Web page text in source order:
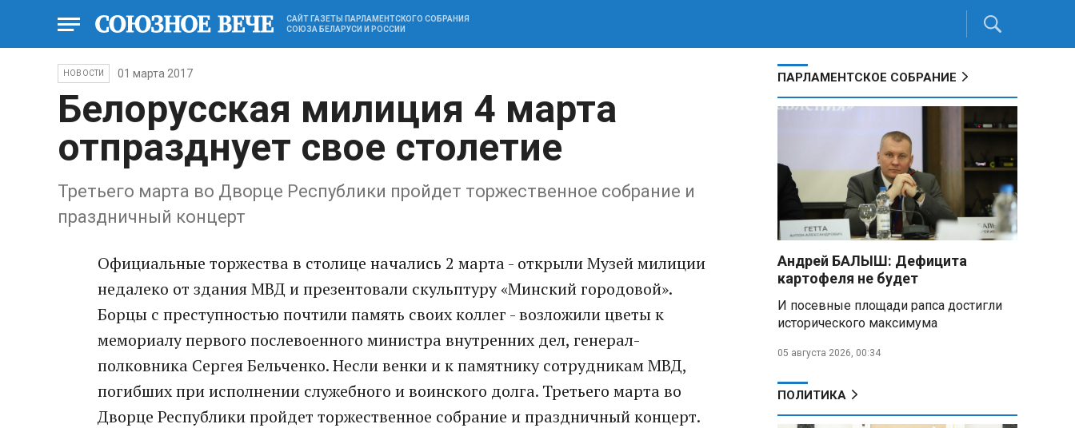
САЙТ ГАЗЕТЫ ПАРЛАМЕНТСКОГО СОБРАНИЯ
СОЮЗА БЕЛАРУСИ И РОССИИ
НОВОСТИ 01 марта 2017
Белорусская милиция 4 марта
отпразднует свое столетие
Третьего марта во Дворце Республики пройдет торжественное собрание и
праздничный концерт
Официальные торжества в столице начались 2 марта - открыли Музей милиции
недалеко от здания МВД и презентовали скульптуру «Минский городовой».
Борцы с преступностью почтили память своих коллег - возложили цветы к
мемориалу первого послевоенного министра внутренних дел, генерал-
полковника Сергея Бельченко. Несли венки и к памятнику сотрудникам МВД,
погибших при исполнении служебного и воинского долга. Третьего марта во
Дворце Республики пройдет торжественное собрание и праздничный концерт.
ПАРЛАМЕНТСКОЕ СОБРАНИЕ
Андрей БАЛЫШ: Дефицита
картофеля не будет
И посевные площади рапса достигли
исторического максимума
05 августа 2026, 00:34
ПОЛИТИКА